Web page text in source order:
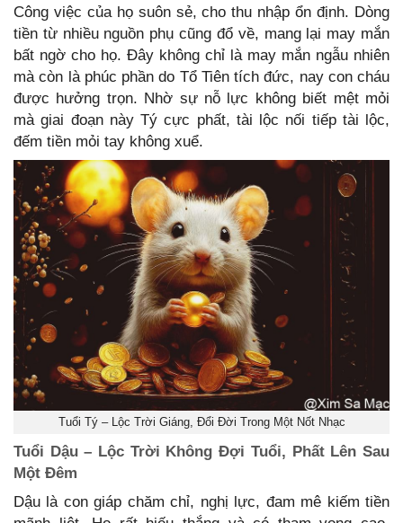
Công việc của họ suôn sẻ, cho thu nhập ổn định. Dòng
tiền từ nhiều nguồn phụ cũng đổ về, mang lại may mắn
bất ngờ cho họ. Đây không chỉ là may mắn ngẫu nhiên
mà còn là phúc phần do Tổ Tiên tích đức, nay con cháu
được hưởng trọn. Nhờ sự nỗ lực không biết mệt mỏi
mà giai đoạn này Tý cực phất, tài lộc nối tiếp tài lộc,
đếm tiền mỏi tay không xuể.
Tuổi Tý – Lộc Trời Giáng, Đổi Đời Trong Một Nốt Nhạc
Tuổi Dậu – Lộc Trời Không Đợi Tuổi, Phất Lên Sau
Một Đêm
Dậu là con giáp chăm chỉ, nghị lực, đam mê kiếm tiền